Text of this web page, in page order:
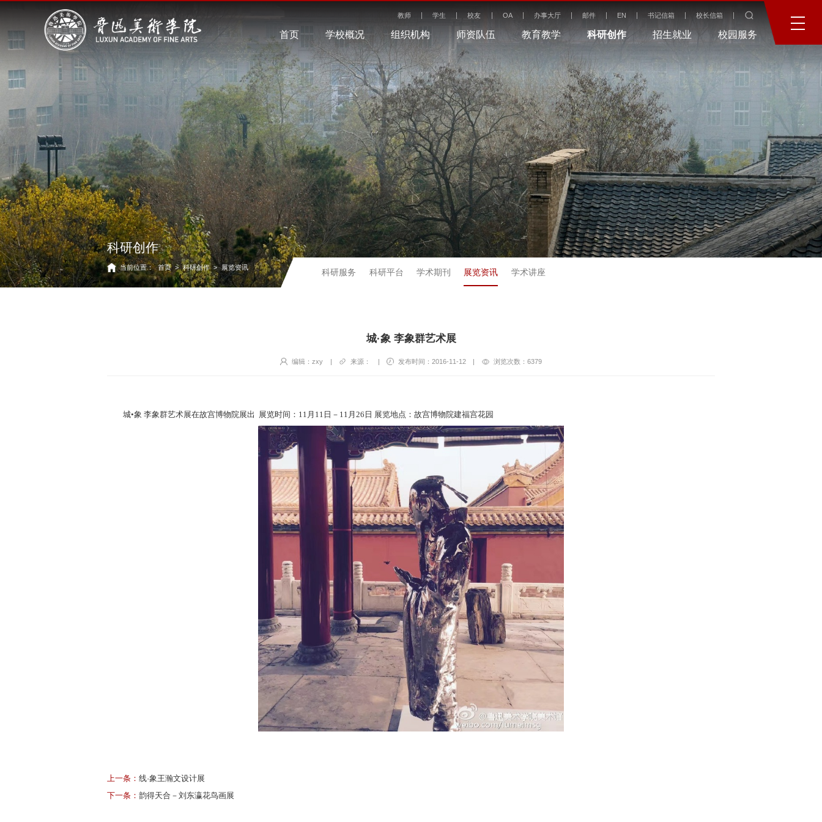
教师 学生 校友 OA 办事大厅 邮件 EN 书记信箱 校长信箱
首页 学校概况 组织机构 师资队伍 教育教学 科研创作 招生就业 校园服务
科研创作
当前位置： 首页 > 科研创作 > 展览资讯
科研服务 科研平台 学术期刊 展览资讯 学术讲座
城·象 李象群艺术展
编辑：zxy | 来源： | 发布时间：2016-11-12 | 浏览次数： 6379
城•象 李象群艺术展在故宫博物院展出 展览时间：11月11日－11月26日 展览地点：故宫博物院建福宫花园
上一条： 线·象王瀚文设计展
下一条： 韵得天合－刘东瀛花鸟画展